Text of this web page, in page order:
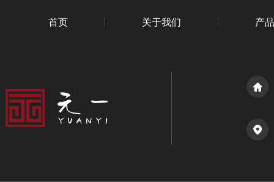
首页 关于我们 产